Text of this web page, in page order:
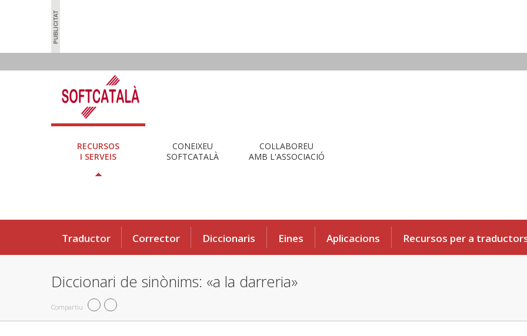
RECURSOS
I SERVEIS
CONEIXEU
SOFTCATALÀ
COL·LABOREU
AMB L'ASSOCIACIÓ
Traductor Corrector Diccionaris Eines Aplicacions Recursos per a
Diccionari de sinònims: «a la darreria»
Compartiu